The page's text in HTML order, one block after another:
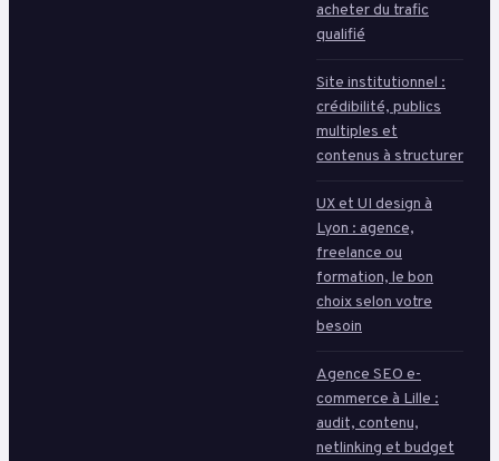
acheter du trafic
qualifié
Site institutionnel :
crédibilité, publics
multiples et
contenus à structurer
UX et UI design à
Lyon : agence,
freelance ou
formation, le bon
choix selon votre
besoin
Agence SEO e-
commerce à Lille :
audit, contenu,
netlinking et budget